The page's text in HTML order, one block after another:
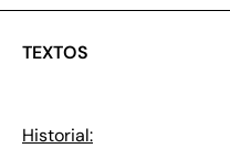
TEXTOS
Historial: